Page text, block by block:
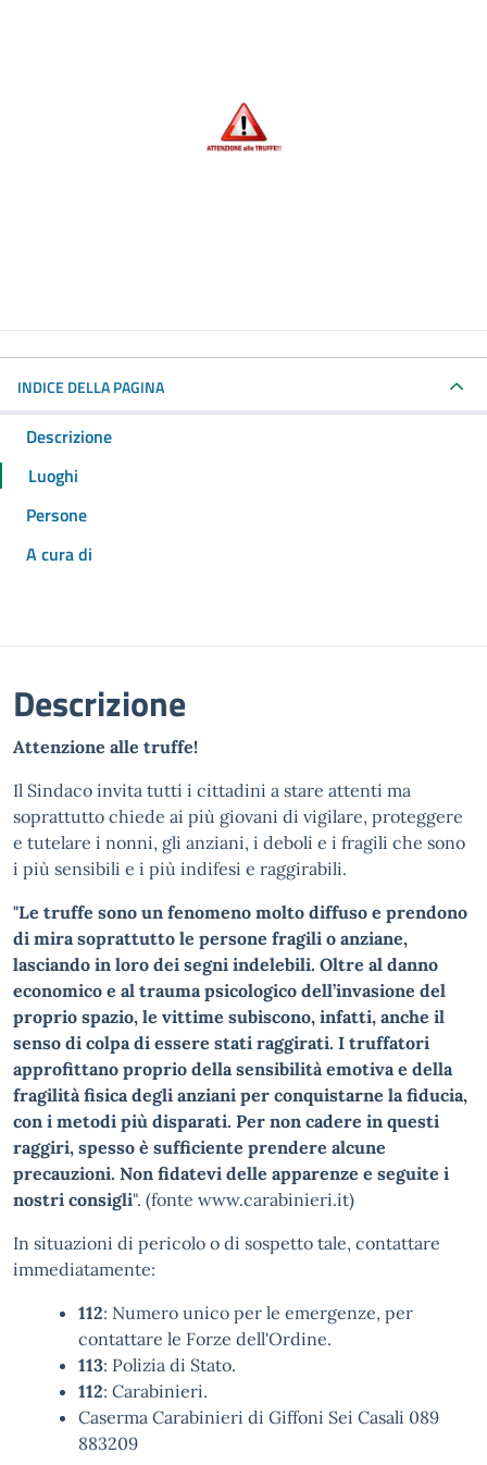
INDICE DELLA PAGINA
Descrizione
Luoghi
Persone
A cura di
Descrizione
Attenzione alle truffe!
Il Sindaco invita tutti i cittadini a stare attenti ma
soprattutto chiede ai più giovani di vigilare, proteggere
e tutelare i nonni, gli anziani, i deboli e i fragili che sono
i più sensibili e i più indifesi e raggirabili.
"Le truffe sono un fenomeno molto diffuso e prendono
di mira soprattutto le persone fragili o anziane,
lasciando in loro dei segni indelebili. Oltre al danno
economico e al trauma psicologico dell’invasione del
proprio spazio, le vittime subiscono, infatti, anche il
senso di colpa di essere stati raggirati. I truffatori
approfittano proprio della sensibilità emotiva e della
fragilità fisica degli anziani per conquistarne la fiducia,
con i metodi più disparati. Per non cadere in questi
raggiri, spesso è sufficiente prendere alcune
precauzioni. Non fidatevi delle apparenze e seguite i
nostri consigli". (fonte www.carabinieri.it)
In situazioni di pericolo o di sospetto tale, contattare
immediatamente:
112: Numero unico per le emergenze, per
contattare le Forze dell'Ordine.
113: Polizia di Stato.
112: Carabinieri.
Caserma Carabinieri di Giffoni Sei Casali 089
883209